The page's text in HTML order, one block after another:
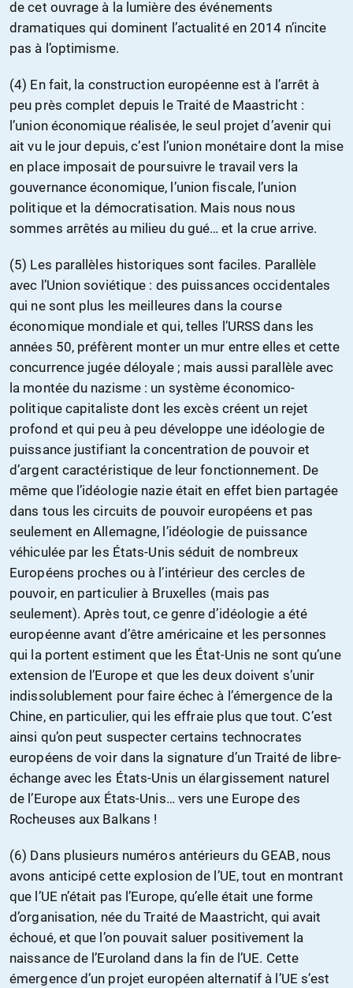
de cet ouvrage à la lumière des événements
dramatiques qui dominent l’actualité en 2014 n’incite
pas à l’optimisme.
(4) En fait, la construction européenne est à l’arrêt à
peu près complet depuis le Traité de Maastricht :
l’union économique réalisée, le seul projet d’avenir qui
ait vu le jour depuis, c’est l’union monétaire dont la mise
en place imposait de poursuivre le travail vers la
gouvernance économique, l’union fiscale, l’union
politique et la démocratisation. Mais nous nous
sommes arrêtés au milieu du gué… et la crue arrive.
(5) Les parallèles historiques sont faciles. Parallèle
avec l’Union soviétique : des puissances occidentales
qui ne sont plus les meilleures dans la course
économique mondiale et qui, telles l’URSS dans les
années 50, préfèrent monter un mur entre elles et cette
concurrence jugée déloyale ; mais aussi parallèle avec
la montée du nazisme : un système économico-
politique capitaliste dont les excès créent un rejet
profond et qui peu à peu développe une idéologie de
puissance justifiant la concentration de pouvoir et
d’argent caractéristique de leur fonctionnement. De
même que l’idéologie nazie était en effet bien partagée
dans tous les circuits de pouvoir européens et pas
seulement en Allemagne, l’idéologie de puissance
véhiculée par les États-Unis séduit de nombreux
Européens proches ou à l’intérieur des cercles de
pouvoir, en particulier à Bruxelles (mais pas
seulement). Après tout, ce genre d’idéologie a été
européenne avant d’être américaine et les personnes
qui la portent estiment que les État-Unis ne sont qu’une
extension de l’Europe et que les deux doivent s’unir
indissolublement pour faire échec à l’émergence de la
Chine, en particulier, qui les effraie plus que tout. C’est
ainsi qu’on peut suspecter certains technocrates
européens de voir dans la signature d’un Traité de libre-
échange avec les États-Unis un élargissement naturel
de l’Europe aux États-Unis… vers une Europe des
Rocheuses aux Balkans !
(6) Dans plusieurs numéros antérieurs du GEAB, nous
avons anticipé cette explosion de l’UE, tout en montrant
que l’UE n’était pas l’Europe, qu’elle était une forme
d’organisation, née du Traité de Maastricht, qui avait
échoué, et que l’on pouvait saluer positivement la
naissance de l’Euroland dans la fin de l’UE. Cette
émergence d’un projet européen alternatif à l’UE s’est